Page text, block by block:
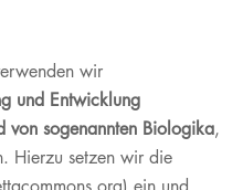
wir
und Entwicklung
von sogenannten Biologika,
Hierzu setzen wir die